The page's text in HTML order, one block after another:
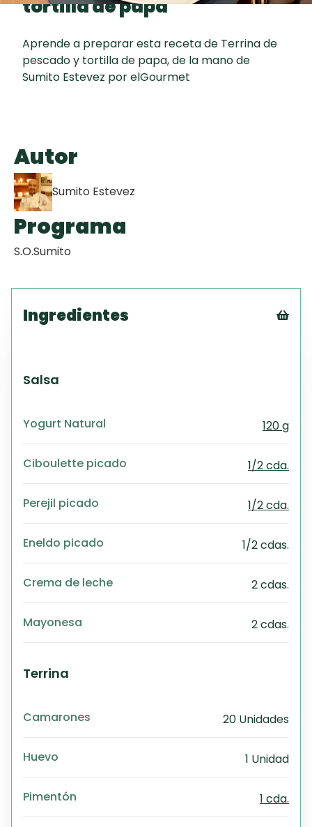
Chispas de
Chocolate
recetas
tortilla de papa
Aprende a preparar esta receta de Terrina de
pescado y tortilla de papa, de la mano de
Sumito Estevez por elGourmet
Autor
Sumito Estevez
Programa
S.O.Sumito
Ingredientes
Salsa
Yogurt Natural 120 g
Ciboulette picado 1/2 cda.
Perejil picado 1/2 cda.
Eneldo picado 1/2 cdas.
Crema de leche 2 cdas.
Mayonesa 2 cdas.
Terrina
Camarones 20 Unidades
Huevo 1 Unidad
Pimentón 1 cda.